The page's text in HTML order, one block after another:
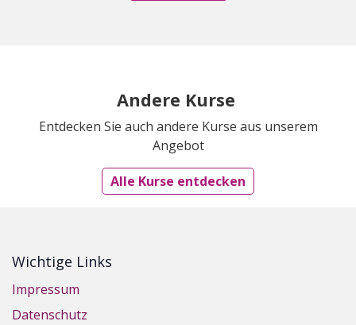
Andere Kurse
Entdecken Sie auch andere Kurse aus unserem
Angebot
Alle Kurse entdecken
Wichtige Links
Impressum
Datenschutz